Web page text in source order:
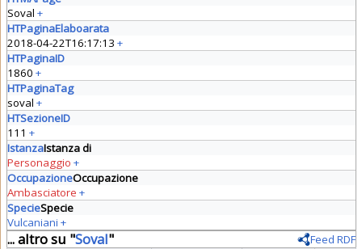
Soval +
HTPaginaElaboarata
2018-04-22T16:17:13 +
HTPaginaID
1860 +
HTPaginaTag
soval +
HTSezioneID
111 +
IstanzaIstanza di
Personaggio +
OccupazioneOccupazione
Ambasciatore +
SpecieSpecie
Vulcaniani +
... altro su "Soval"
Feed RDF